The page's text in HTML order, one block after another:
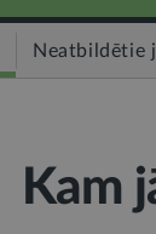
Neatbildētie
Kam